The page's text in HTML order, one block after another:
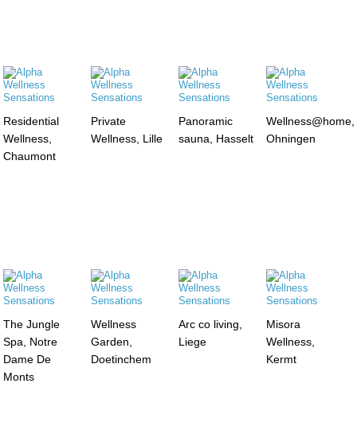
Residential
Wellness,
Chaumont
Private
Wellness, Lille
Panoramic
sauna, Hasselt
Wellness@home,
Ohningen
The Jungle
Spa, Notre
Dame De
Monts
Wellness
Garden,
Doetinchem
Arc co living,
Liege
Misora
Wellness,
Kermt